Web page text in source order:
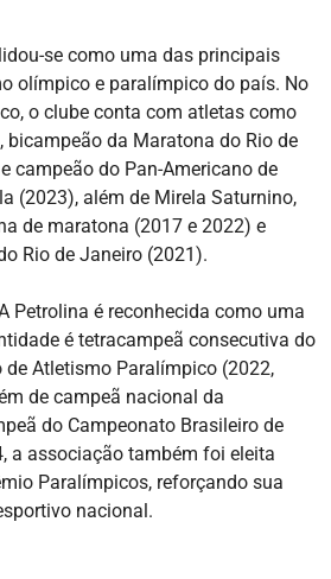
se como uma das principais
olímpico e paralímpico do país. No
o clube conta com atletas como
bicampeão da Maratona do Rio de
campeão do Pan-Americano de
(2023), além de Mirela Saturnino,
de maratona (2017 e 2022) e
Rio de Janeiro (2021).
Petrolina é reconhecida como uma
é tetracampeã consecutiva do
de Atletismo Paralímpico (2022,
de campeã nacional da
do Campeonato Brasileiro de
a associação também foi eleita
Paralímpicos, reforçando sua
nacional.